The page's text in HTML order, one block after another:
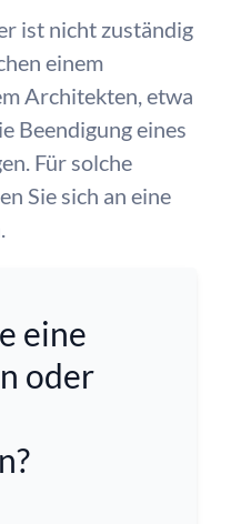
ist nicht zuständig
einem
Architekten, etwa
Beendigung eines
Für solche
Sie sich an eine
eine
oder